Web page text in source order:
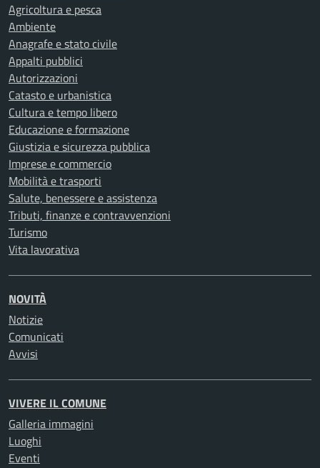
Agricoltura e pesca
Ambiente
Anagrafe e stato civile
Appalti pubblici
Autorizzazioni
Catasto e urbanistica
Cultura e tempo libero
Educazione e formazione
Giustizia e sicurezza pubblica
Imprese e commercio
Mobilità e trasporti
Salute, benessere e assistenza
Tributi, finanze e contravvenzioni
Turismo
Vita lavorativa
NOVITÀ
Notizie
Comunicati
Avvisi
VIVERE IL COMUNE
Galleria immagini
Luoghi
Eventi